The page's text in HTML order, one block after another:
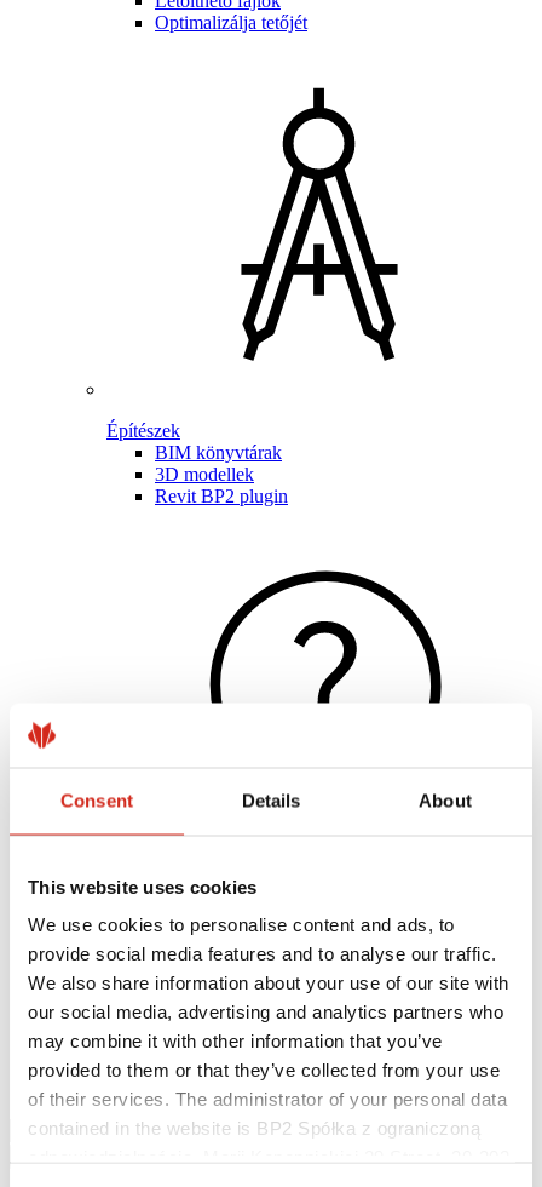
Consent Details About
This website uses cookies
We use cookies to personalise content and ads, to
provide social media features and to analyse our traffic.
We also share information about your use of our site with
our social media, advertising and analytics partners who
may combine it with other information that you’ve
provided to them or that they’ve collected from your use
of their services. The administrator of your personal data
contained in the website is BP2 Spółka z ograniczoną
Optimalizálja tetőjét
Építészek
BIM könyvtárak
3D modellek
Revit BP2 plugin
Hasznos linkek
Bevonatok, színválaszték és garanciák
Garancia nyilvántartásba vétele
Megvalósítások és inspirációk
Letölthető fájlok
Keressen értékesítőt/ kivitelezőt
Hol lehet megvásárolni?
BIM könyvtárak
Letölthető
Kapcsolat